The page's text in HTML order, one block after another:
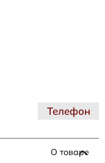
О товаре
Телефон